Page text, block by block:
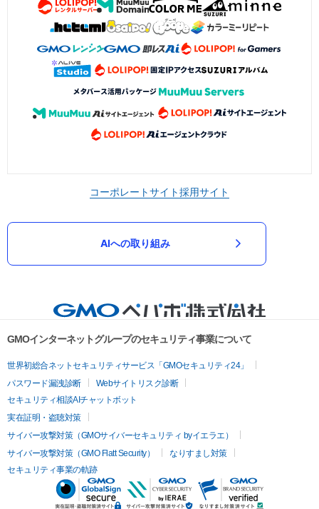
コーポレートサイト採用サイト
AIへの取り組み
GMOインターネットグループのセキュリティ事業について
世界初総合ネットセキュリティサービス「GMOセキュリティ24」
パスワード漏洩診断
Webサイトリスク診断
セキュリティ相談AIチャットボット
実在証明・盗聴対策
サイバー攻撃対策（GMOサイバーセキュリティ byイエラエ）
サイバー攻撃対策（GMO Flatt Security）
なりすまし対策
セキュリティ事業の軌跡